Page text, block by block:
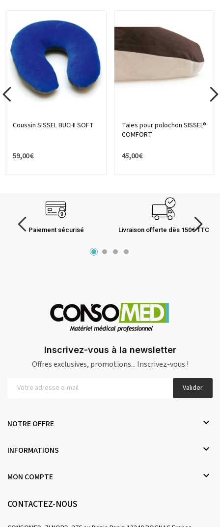
Coussin SISSEL BUCHI SOFT
59,00 €
Taies pour polochon SISSEL®
COMFORT
45,00 €
Paiement sécurisé Livraison offerte dès 150€ TTC
Inscrivez-vous à la newsletter
Offres exclusives, promotions... Inscrivez-vous !
Valider
NOTRE OFFRE 
INFORMATIONS 
MON COMPTE 
CONTACTEZ-NOUS